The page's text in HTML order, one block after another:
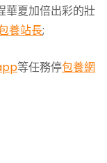
華夏加倍出彩的壯
養站長;
等任務停包養網